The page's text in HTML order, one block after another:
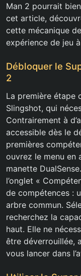
Man 2 pourrait
cet article,
cette mécanique
expérience de jeu
Débloquer le
2
La première étape
Slingshot, qui
Contrairement à
accessible dès le
premières
ouvrez le menu en
manette
l’onglet «
de compétences :
arbre commun.
recherchez la
haut. Elle ne
être déverrouillée,
vous lancer dans